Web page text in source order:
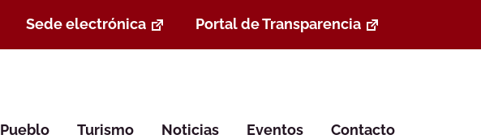
Sede electrónica Portal de Transparencia
Pueblo Turismo Noticias Eventos Contacto